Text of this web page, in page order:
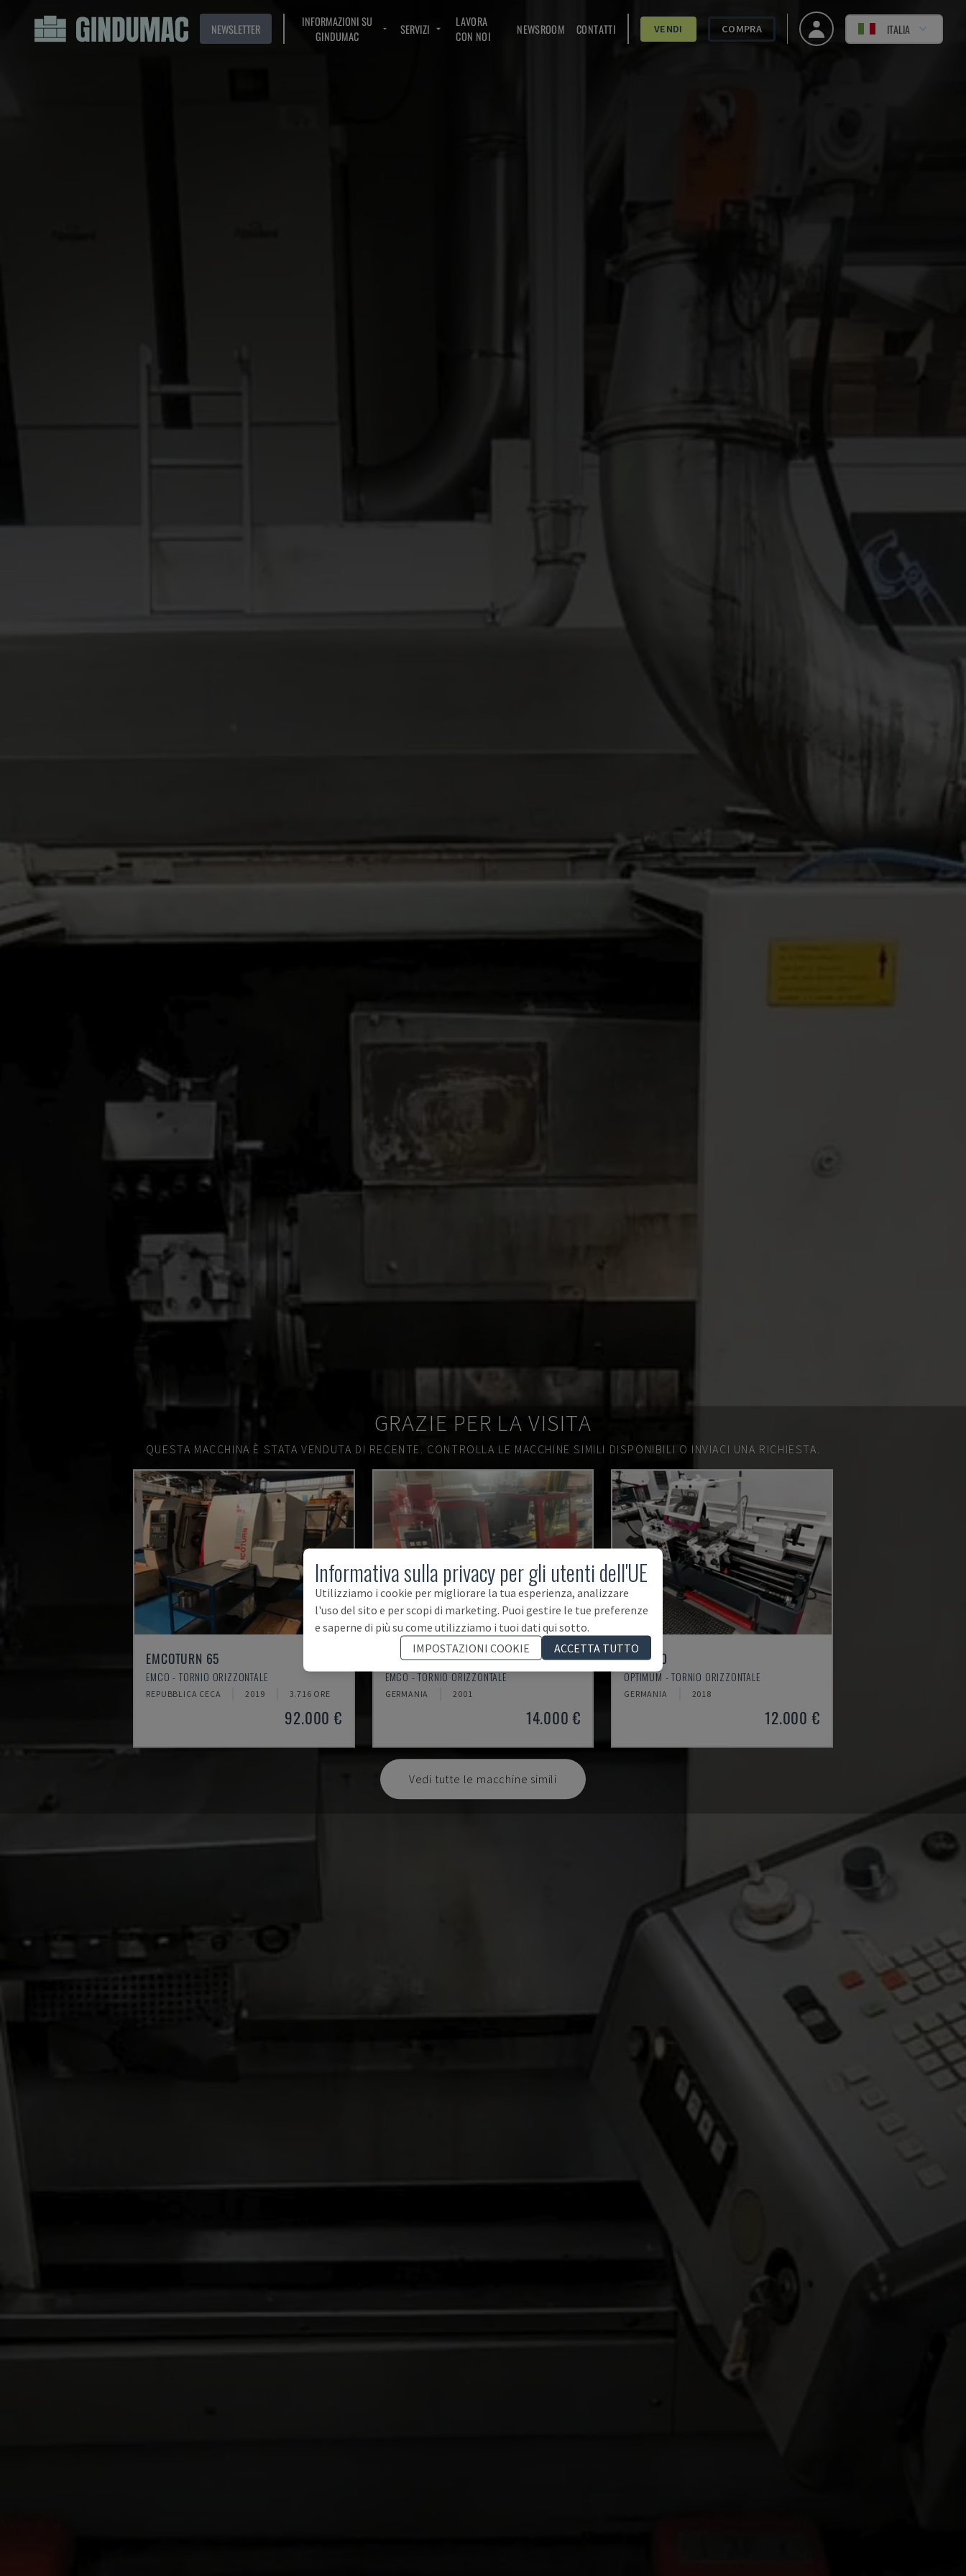
NEWSLETTER
INFORMAZIONI SU
GINDUMAC
SERVIZI
LAVORA
CON NOI
NEWSROOM CONTATTI VENDI COMPRA ITALIA
GRAZIE PER LA VISITA
QUESTA MACCHINA È STATA VENDUTA DI RECENTE. CONTROLLA LE MACCHINE SIMILI DISPONIBILI O INVIACI UNA RICHIESTA.
EMCOTURN 65
EMCO - TORNIO ORIZZONTALE
REPUBBLICA CECA 2019 3.716 ORE
92.000 €
EMCOMAT 200X1000
EMCO - TORNIO ORIZZONTALE
GERMANIA 2001
14.000 €
TH 4610
OPTIMUM - TORNIO ORIZZONTALE
GERMANIA 2018
12.000 €
Vedi tutte le macchine simili
Informativa sulla privacy per gli utenti dell'UE
Utilizziamo i cookie per migliorare la tua esperienza, analizzare
l'uso del sito e per scopi di marketing. Puoi gestire le tue preferenze
e saperne di più su come utilizziamo i tuoi dati qui sotto.
IMPOSTAZIONI COOKIE
ACCETTA TUTTO